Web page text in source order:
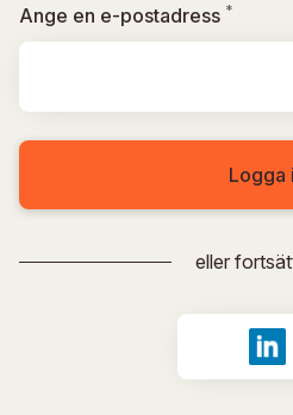
Ange en e-postadress *
Logga
eller